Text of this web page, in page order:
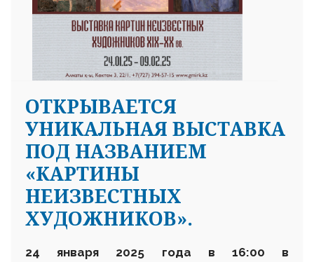
ОТКРЫВАЕТСЯ
УНИКАЛЬНАЯ ВЫСТАВКА
ПОД НАЗВАНИЕМ
«КАРТИНЫ
НЕИЗВЕСТНЫХ
ХУДОЖНИКОВ».
24 января 2025 года в 16:00 в